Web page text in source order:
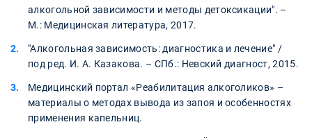
алкогольной зависимости и методы детоксикации". –
М.: Медицинская литература, 2017.
"Алкогольная зависимость: диагностика и лечение" /
под ред. И. А. Казакова. – СПб.: Невский диагност, 2015.
Медицинский портал «Реабилитация алкоголиков» –
материалы о методах вывода из запоя и особенностях
применения капельниц.